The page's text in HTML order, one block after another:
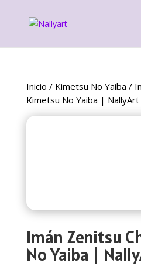
Inicio / Kimetsu No Yaiba /
Kimetsu No Yaiba | NallyArt
Imán Zenitsu
No Yaiba |